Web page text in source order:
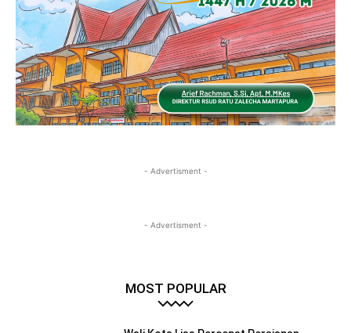
- Advertisment -
- Advertisment -
MOST POPULAR